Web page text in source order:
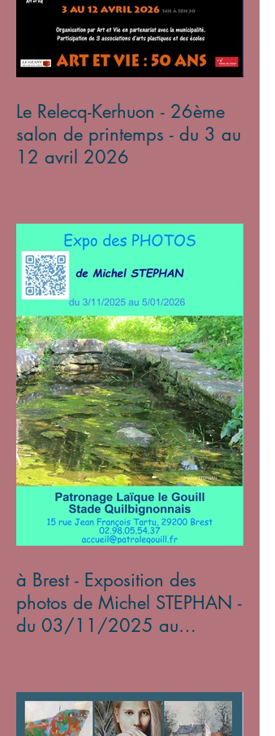
Le Relecq-Kerhuon - 26ème
salon de printemps - du 3 au
12 avril 2026
à Brest - Exposition des
photos de Michel STEPHAN -
du 03/11/2025 au